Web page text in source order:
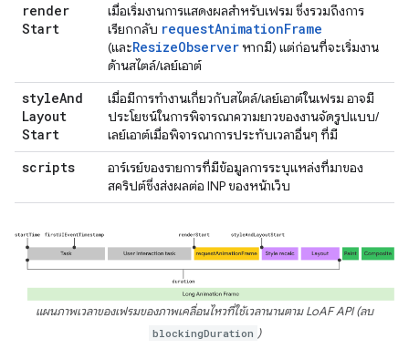
render
Start
เมื่อเริ่มงานการแสดงผลสำหรับเฟรม ซึ่งรวมถึงการ
เรียกกลับ requestAnimationFrame
(และResizeObserverหากมี) แต่ก่อนที่จะเริ่มงาน
ด้านสไตล์/เลย์เอาต์
styleAnd
Layout
Start
เมื่อมีการทำงานเกี่ยวกับสไตล์/เลย์เอาต์ในเฟรม อาจมี
ประโยชน์ในการพิจารณาความยาวของงานจัดรูปแบบ/
เลย์เอาต์เมื่อพิจารณาการประทับเวลาอื่นๆ ที่มี
scripts
อาร์เรย์ของรายการที่มีข้อมูลการระบุแหล่งที่มาของ
สคริปต์ซึ่งส่งผลต่อ INP ของหน้าเว็บ
แผนภาพเวลาของเฟรมของภาพเคลื่อนไหวที่ใช้เวลานานตาม LoAF API (ลบ
blockingDuration )